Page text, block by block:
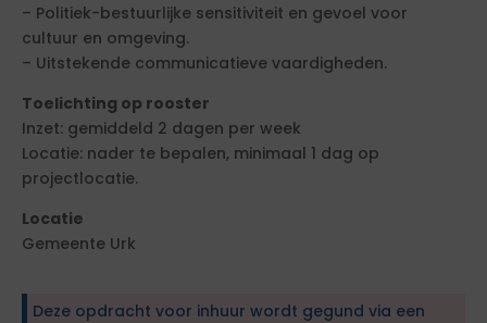
– Politiek-bestuurlijke sensitiviteit en gevoel voor
cultuur en omgeving.
– Uitstekende communicatieve vaardigheden.
Toelichting op rooster
Inzet: gemiddeld 2 dagen per week
Locatie: nader te bepalen, minimaal 1 dag op
projectlocatie.
Locatie
Gemeente Urk
Deze opdracht voor inhuur wordt gegund via een